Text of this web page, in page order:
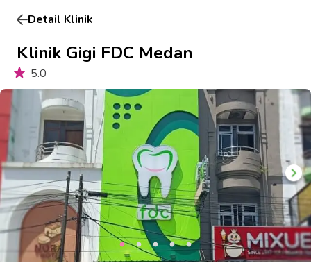
Detail Klinik
Klinik Gigi FDC Medan
5.0